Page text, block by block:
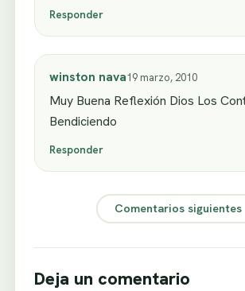
Responder
winston nava19 marzo, 2010
Muy Buena Reflexión Dios Los
Bendiciendo
Responder
Comentarios siguientes
Deja un comentario